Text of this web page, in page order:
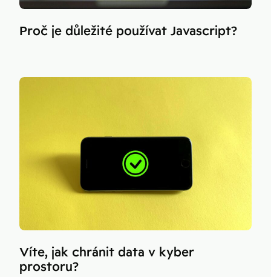
Proč je důležité používat Javascript?
Víte, jak chránit data v kyber
prostoru?